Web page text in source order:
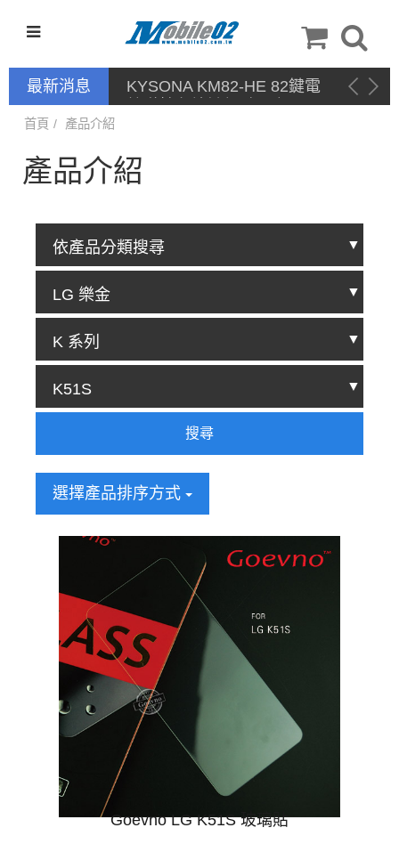
最新消息
KYSONA KM82-HE 82鍵電
競磁軸有線鍵盤 產品網頁驅
首頁 產品介紹
產品介紹
搜尋
選擇產品排序方式
Goevno LG K51S 玻璃貼